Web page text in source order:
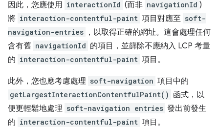
因此，您應使用 interactionId (而非 navigationId )
將 interaction-contentful-paint 項目對應至 soft-
navigation-entries ，以取得正確的網址。這會處理任何
含有舊 navigationId 的項目，並篩除不應納入 LCP 考量
的 interaction-contentful-paint 項目。
此外，您也應考慮處理 soft-navigation 項目中的
getLargestInteractionContentfulPaint() 函式，以
便更輕鬆地處理 soft-navigation entries 發出前發生
的 interaction-contentful-paint 項目。